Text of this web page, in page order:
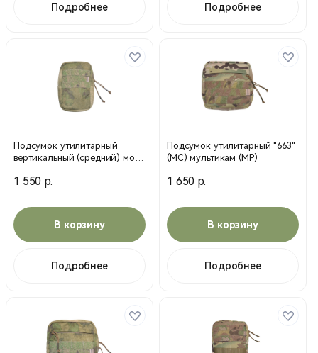
Подробнее Подробнее
Подсумок утилитарный
вертикальный (средний) мох
1 550 р.
В корзину
Подробнее
Подсумок утилитарный "663"
(МС) мультикам (MP)
1 650 р.
В корзину
Подробнее